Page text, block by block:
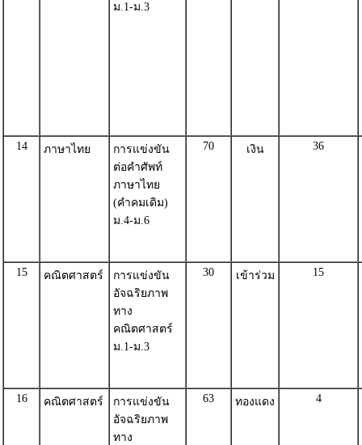
ม.1-ม.3
14 ภาษาไทย
การแข่งขัน
ต่อคำศัพท์
ภาษาไทย
(คำคมเดิม)
ม.4-ม.6
70 เงิน 36
15 คณิตศาสตร์
การแข่งขัน
อัจฉริยภาพ
ทาง
คณิตศาสตร์
ม.1-ม.3
30 เข้าร่วม 15
16 คณิตศาสตร์
การแข่งขัน
อัจฉริยภาพ
ทาง
63 ทองแดง 4